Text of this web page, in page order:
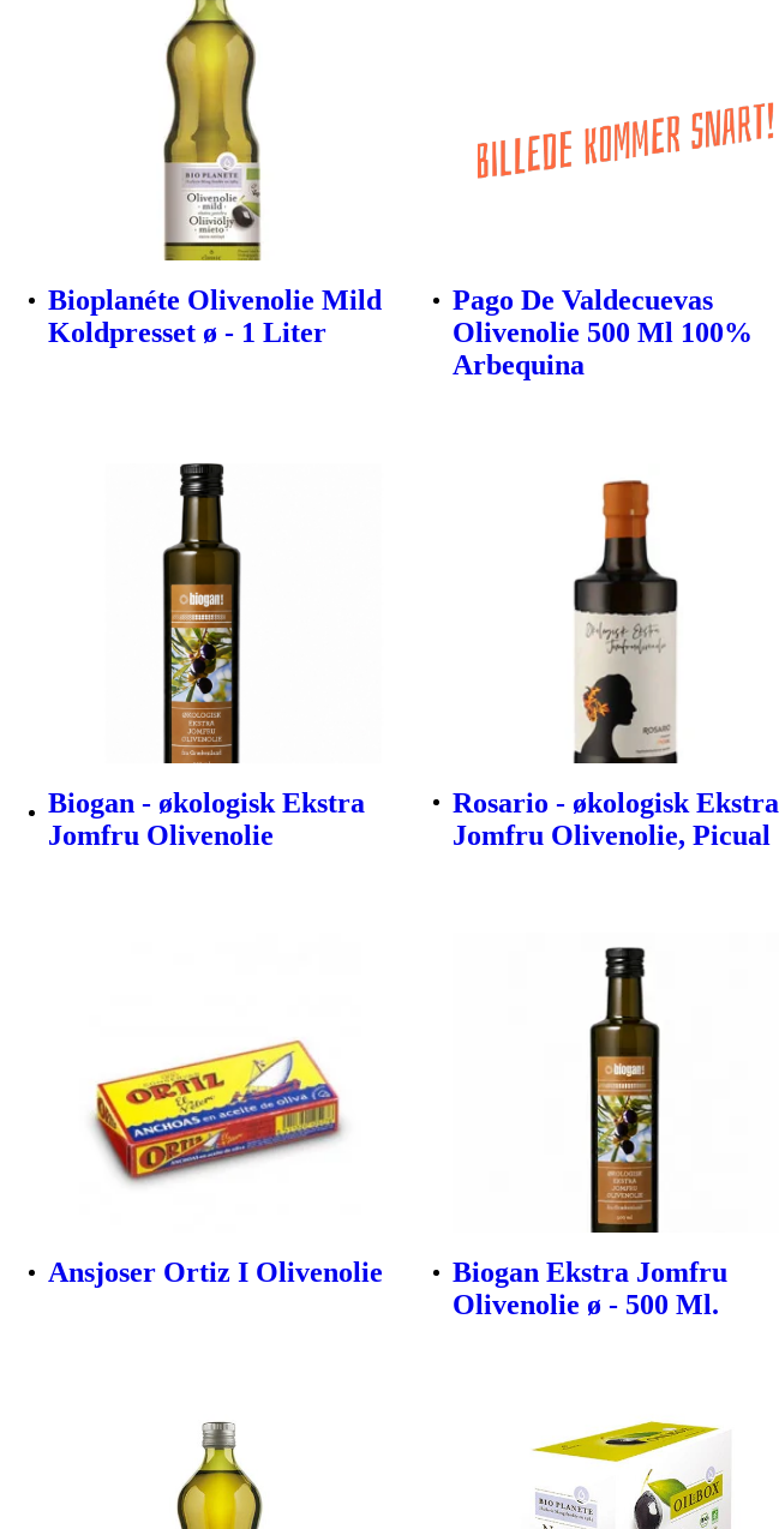
Bioplanéte Olivenolie Mild
Koldpresset ø - 1 Liter
Pago De Valdecuevas
Olivenolie 500 Ml 100%
Arbequina
Biogan - økologisk Ekstra
Jomfru Olivenolie
Rosario - økologisk Ekstra
Jomfru Olivenolie, Picual
Ansjoser Ortiz I Olivenolie
Biogan Ekstra Jomfru
Olivenolie ø - 500 Ml.